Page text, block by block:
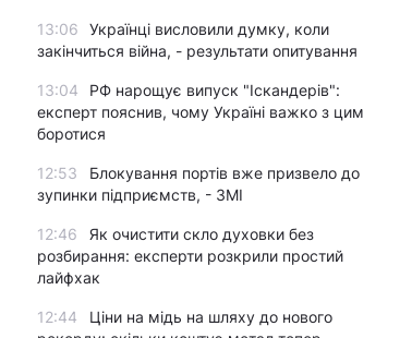
13:06
Українці висловили думку, коли
закінчиться війна, - результати опитування
13:04
РФ нарощує випуск "Іскандерів":
експерт пояснив, чому Україні важко з цим
боротися
12:53
Блокування портів вже призвело до
зупинки підприємств, - ЗМІ
12:46
Як очистити скло духовки без
розбирання: експерти розкрили простий
лайфхак
12:44
Ціни на мідь на шляху до нового